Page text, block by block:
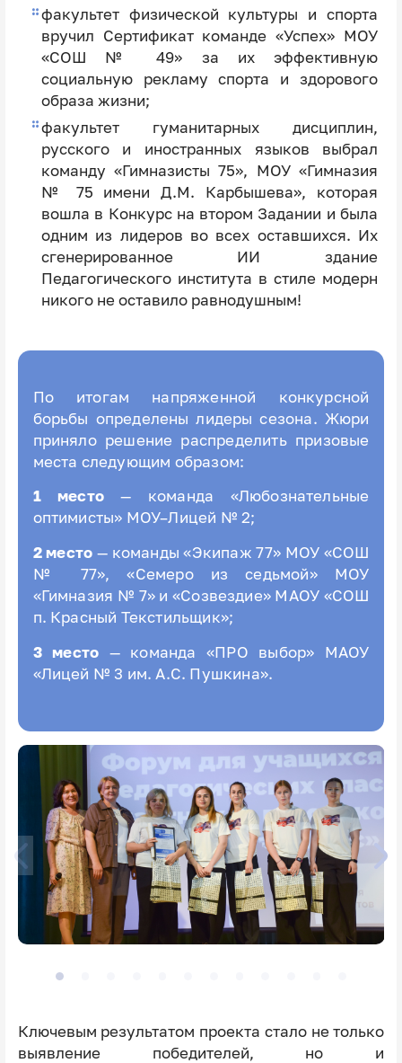
факультет физической культуры и спорта
вручил Сертификат команде «Успех» МОУ
«СОШ № 49» за их эффективную
социальную рекламу спорта и здорового
образа жизни;
факультет гуманитарных дисциплин,
русского и иностранных языков выбрал
команду «Гимназисты 75», МОУ «Гимназия
№ 75 имени Д.М. Карбышева», которая
вошла в Конкурс на втором Задании и была
одним из лидеров во всех оставшихся. Их
сгенерированное ИИ здание
Педагогического института в стиле модерн
никого не оставило равнодушным!
По итогам напряженной конкурсной
борьбы определены лидеры сезона. Жюри
приняло решение распределить призовые
места следующим образом:
1 место — команда «Любознательные
оптимисты» МОУ–Лицей № 2;
2 место — команды «Экипаж 77» МОУ «СОШ
№ 77», «Семеро из седьмой» МОУ
«Гимназия № 7» и «Созвездие» МАОУ «СОШ
п. Красный Текстильщик»;
3 место — команда «ПРО выбор» МАОУ
«Лицей № 3 им. А.С. Пушкина».
Ключевым результатом проекта стало не только
выявление победителей, но и